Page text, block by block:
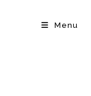
Menu